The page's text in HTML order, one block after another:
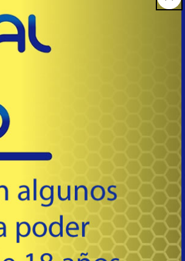
# MX001SCL - BULLDOG CASES USA
regulable MULTI-FIT de paleta mano
IZQUIERDA
- SEGURO anti extracción.
Semiautomáticas micro y sub
compactas.
- Mecanismo de bloqueo de seguridad
USD
Comprar